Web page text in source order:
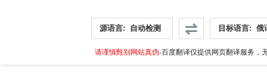
源语言: 自动检测 目标语言: 俄
请谨慎甄别网站真伪-百度翻译仅提供网页翻译服务，